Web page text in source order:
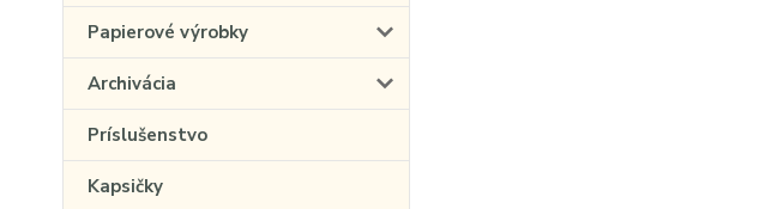
Papierové výrobky
Archivácia
Príslušenstvo
Kapsičky